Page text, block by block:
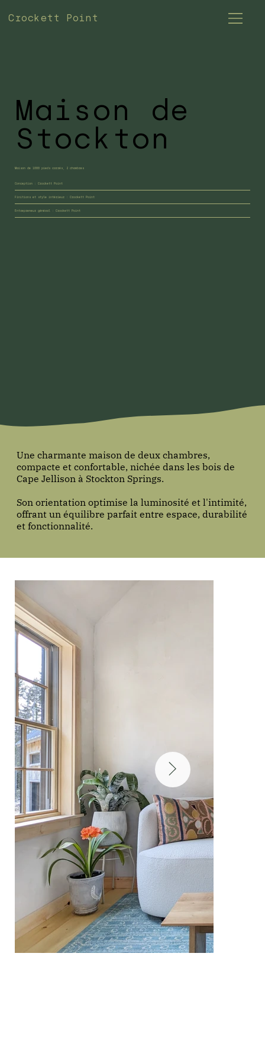
Crockett Point
Maison de
Stockton
Maison de 1000 pieds carrés, 2 chambres
Conception : Crockett Point
Finitions et style intérieur : Crockett Point
Entrepreneur général : Crockett Point
Une charmante maison de deux chambres,
compacte et confortable, nichée dans les bois de
Cape Jellison à Stockton Springs.
Son orientation optimise la luminosité et l'intimité,
offrant un équilibre parfait entre espace, durabilité
et fonctionnalité.